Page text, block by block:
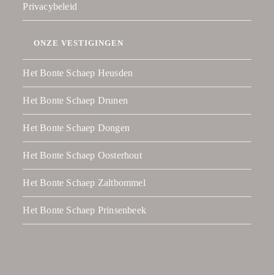
Privacybeleid
ONZE VESTIGINGEN
Het Bonte Schaep Heusden
Het Bonte Schaep Drunen
Het Bonte Schaep Dongen
Het Bonte Schaep Oosterhout
Het Bonte Schaep Zaltbommel
Het Bonte Schaep Prinsenbeek